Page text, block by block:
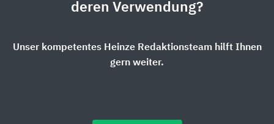
deren Verwendung?
Unser kompetentes Heinze Redaktionsteam hilft Ihnen
gern weiter.